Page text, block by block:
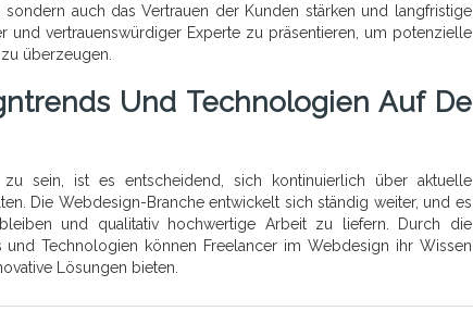
auch das Vertrauen der Kunden stärken und langfristige
und vertrauenswürdiger Experte zu präsentieren, um potenzielle
überzeugen.
Und Technologien Auf De
sein, ist es entscheidend, sich kontinuierlich über aktuelle
Die Webdesign-Branche entwickelt sich ständig weiter, und es
und qualitativ hochwertige Arbeit zu liefern. Durch die
Technologien können Freelancer im Webdesign ihr Wissen
Lösungen bieten.